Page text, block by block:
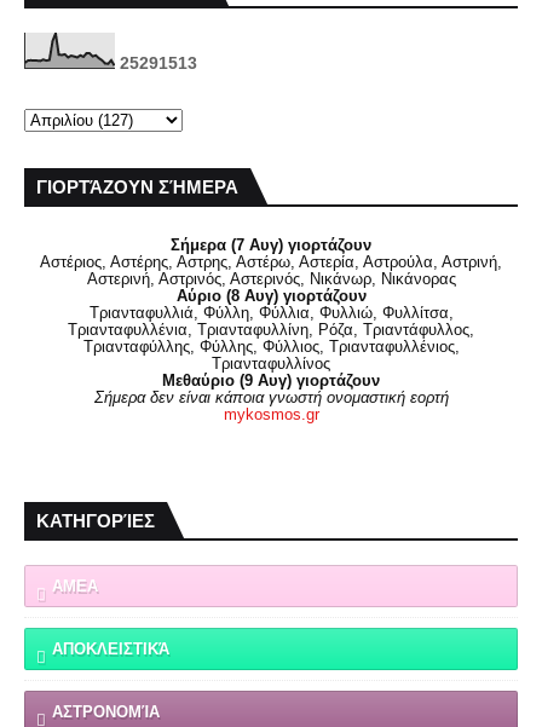
25291513
ΓΙΟΡΤΆΖΟΥΝ ΣΉΜΕΡΑ
Σήμερα (7 Αυγ) γιορτάζουν
Αστέριος, Αστέρης, Αστρης, Αστέρω, Αστερία, Αστρούλα, Αστρινή,
Αστερινή, Αστρινός, Αστερινός, Νικάνωρ, Νικάνορας
Αύριο (8 Αυγ) γιορτάζουν
Τριανταφυλλιά, Φύλλη, Φύλλια, Φυλλιώ, Φυλλίτσα,
Τριανταφυλλένια, Τριανταφυλλίνη, Ρόζα, Τριαντάφυλλος,
Τριανταφύλλης, Φύλλης, Φύλλιος, Τριανταφυλλένιος,
Τριανταφυλλίνος
Μεθαύριο (9 Αυγ) γιορτάζουν
Σήμερα δεν είναι κάποια γνωστή ονομαστική εορτή
mykosmos.gr
ΚΑΤΗΓΟΡΊΕΣ
ΑΜΕΑ
ΑΠΟΚΛΕΙΣΤΙΚΆ
ΑΣΤΡΟΝΟΜΊΑ